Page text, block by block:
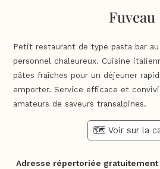
Fuveau
Petit restaurant de type pasta bar
personnel chaleureux. Cuisine
pâtes fraîches pour un déjeuner
emporter. Service efficace et
amateurs de saveurs transalpines.
🗺️ Voir sur la
Adresse répertoriée gratuitement